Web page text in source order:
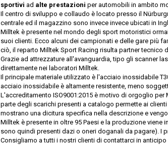
sportivi ad alte prestazioni per automobili in ambito
Il centro di sviluppo e collaudo è locato presso il
centrale ed il magazzino sono invece invece ubicati in
Milltek è presente nel mondo degli sport motoristici
suoi clienti. Ecco alcuni dei campionati e delle gare più
ciò, il reparto Milltek Sport Racing risulta partner tecnico
Grazie ad attrezzature all'avanguardia, tipo gli scanner
direttamente nei laboratori Milltek.
Il principale materiale utilizzato è l'acciaio inossidabile
acciaio inossidabile è altamente resistente, meno
L'accreditamento ISO9001:2015 è motivo di orgoglio
parte degli scarichi presenti a catalogo permette ai
mostrano una dicitura specifica nella descrizione e
Milltek è presente in oltre 95 Paesi e la produzione
sono quindi presenti dazi o oneri doganali da pagare). I
Consigliamo a tutti i nostri clienti di contattarci in